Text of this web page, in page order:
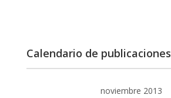
Calendario de publicaciones
noviembre 2013